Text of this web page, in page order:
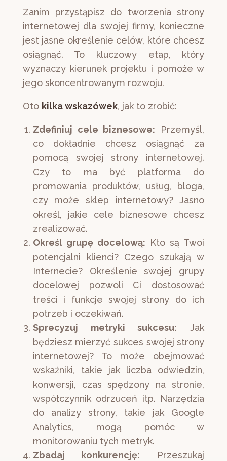
Zanim przystąpisz do tworzenia strony
internetowej dla swojej firmy, konieczne
jest jasne określenie celów, które chcesz
osiągnąć. To kluczowy etap, który
wyznaczy kierunek projektu i pomoże w
jego skoncentrowanym rozwoju.
Oto kilka wskazówek, jak to zrobić:
Zdefiniuj cele biznesowe: Przemyśl,
co dokładnie chcesz osiągnąć za
pomocą swojej strony internetowej.
Czy to ma być platforma do
promowania produktów, usług, bloga,
czy może sklep internetowy? Jasno
określ, jakie cele biznesowe chcesz
zrealizować.
Określ grupę docelową: Kto są Twoi
potencjalni klienci? Czego szukają w
Internecie? Określenie swojej grupy
docelowej pozwoli Ci dostosować
treści i funkcje swojej strony do ich
potrzeb i oczekiwań.
Sprecyzuj metryki sukcesu: Jak
będziesz mierzyć sukces swojej strony
internetowej? To może obejmować
wskaźniki, takie jak liczba odwiedzin,
konwersji, czas spędzony na stronie,
współczynnik odrzuceń itp. Narzędzia
do analizy strony, takie jak Google
Analytics, mogą pomóc w
monitorowaniu tych metryk.
Zbadaj konkurencję: Przeszukaj